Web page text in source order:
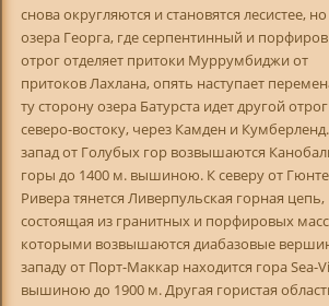
снова округляются и становятся лесистее,
озера Георга, где серпентинный и
отрог отделяет притоки Муррумбиджи от
притоков Лахлана, опять наступает
ту сторону озера Батурста идет другой
северо-востоку, через Камден и
запад от Голубых гор возвышаются
горы до 1400 м. вышиною. К северу от
Ривера тянется Ливерпульская горная цепь,
состоящая из гранитных и порфировых
которыми возвышаются диабазовые
западу от Порт-Маккар находится гора Sea-
вышиною до 1900 м. Другая гористая